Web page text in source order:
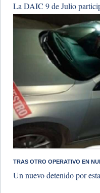
La DAIC 9 de Julio
TRAS OTRO OPERATIVO EN
Un nuevo detenido por